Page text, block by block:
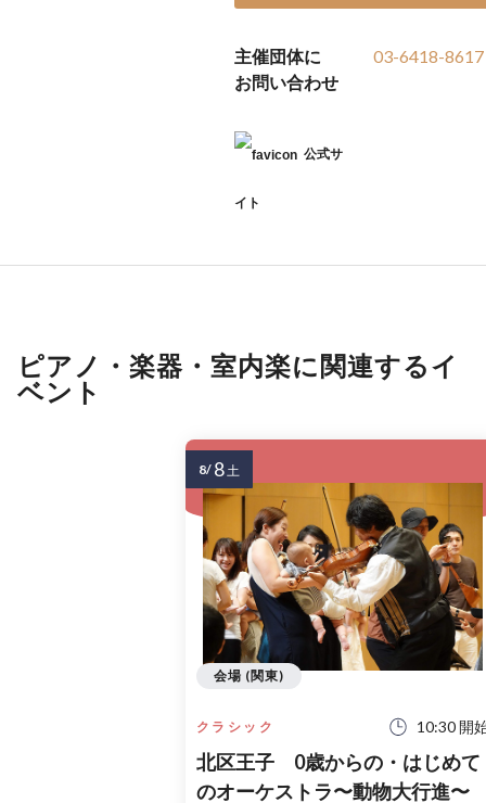
主催団体に
お問い合わせ
03-6418-8617
公式サ
イト
ピアノ・楽器・室内楽に関連するイ
ベント
クラシック 10:30 開
北区王子 0歳からの・はじめて
のオーケストラ〜動物大行進〜
会場 (関東)
8/ 8土